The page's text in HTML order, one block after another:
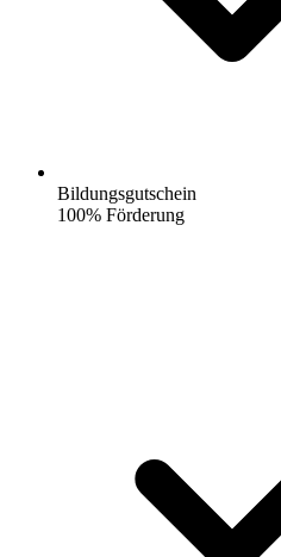
Bildungsgutschein
100% Förderung